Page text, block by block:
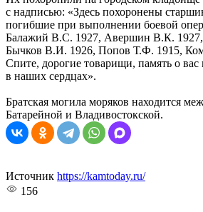
с надписью: «Здесь похоронены
погибшие при выполнении боевой
Балажий В.С. 1927, Авершин В.К.
Бычков В.И. 1926, Попов Т.Ф. 1915,
Спите, дорогие товарищи, память о вас
в наших сердцах».
Братская могила моряков находится
Батарейной и Владивостокской.
Источник https://kamtoday.ru/
156